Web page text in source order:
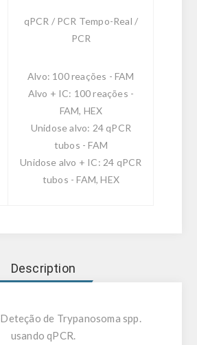
qPCR / PCR Tempo-Real /
PCR
Alvo: 100 reações - FAM
Alvo + IC: 100 reações -
FAM, HEX
Unidose alvo: 24 qPCR
tubos - FAM
Unidose alvo + IC: 24 qPCR
tubos - FAM, HEX
Description
Deteção de Trypanosoma spp.
usando qPCR.